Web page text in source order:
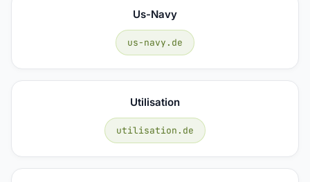
Us-Navy
us-navy.de
Utilisation
utilisation.de